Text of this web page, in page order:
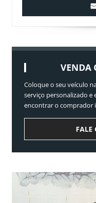
VENDA
Coloque o seu veículo
serviço personalizado e
encontrar o comprador
FALE